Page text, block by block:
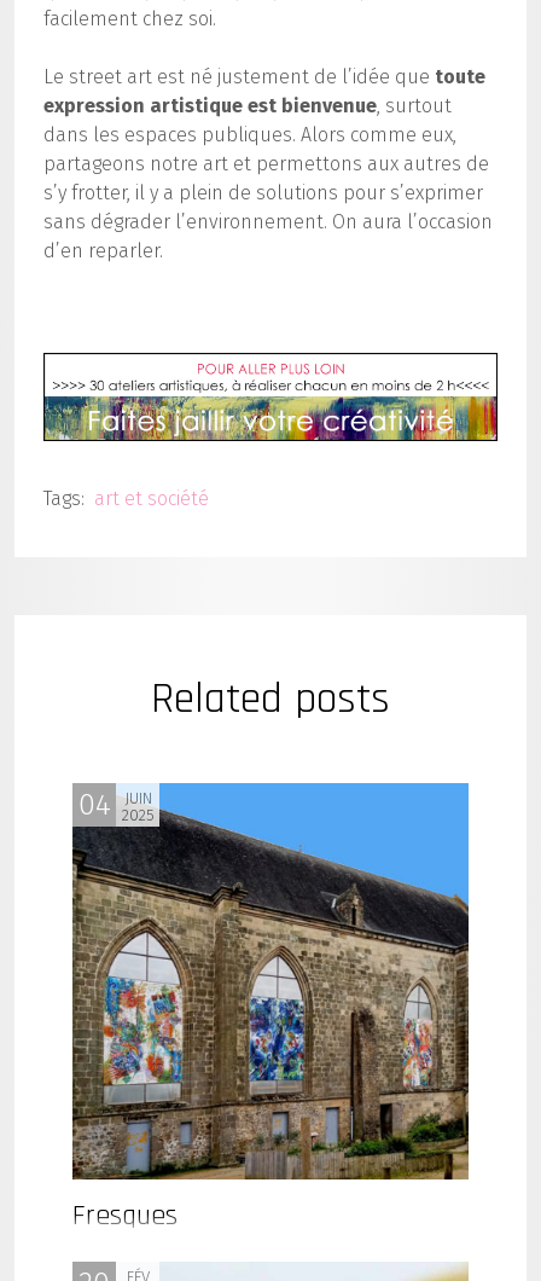
facilement chez soi.
Le street art est né justement de l’idée que toute
expression artistique est bienvenue, surtout
dans les espaces publiques. Alors comme eux,
partageons notre art et permettons aux autres de
s’y frotter, il y a plein de solutions pour s’exprimer
sans dégrader l’environnement. On aura l’occasion
d’en reparler.
Tags: art et société
Related posts
04
JUIN
2025
Fresques